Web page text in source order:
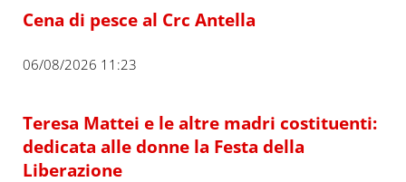
Cena di pesce al Crc Antella
06/08/2026 11:23
Teresa Mattei e le altre madri costituenti:
dedicata alle donne la Festa della
Liberazione